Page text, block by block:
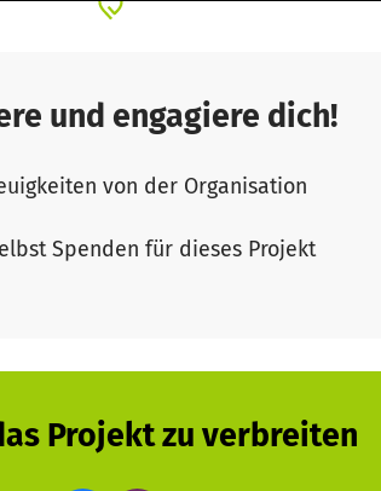
und Gartenhäuser in der wir unsere
und engagiere dich!
von der Organisation
Spenden für dieses Projekt
Projekt zu verbreiten